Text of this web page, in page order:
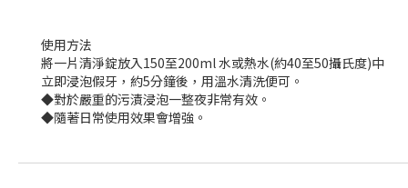
使用方法
將一片清淨錠放入150至200ml 水或熱水(約40至50攝氏度)中
立即浸泡假牙，約5分鐘後，用溫水清洗便可。
◆對於嚴重的污漬浸泡一整夜非常有效。
◆隨著日常使用效果會增強。